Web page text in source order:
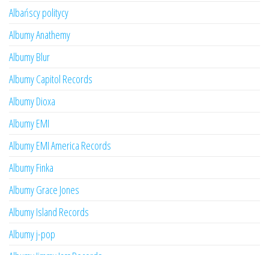
Albańscy politycy
Albumy Anathemy
Albumy Blur
Albumy Capitol Records
Albumy Dioxa
Albumy EMI
Albumy EMI America Records
Albumy Finka
Albumy Grace Jones
Albumy Island Records
Albumy j-pop